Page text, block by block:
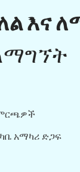
እና
አማካሪ ድጋፍ